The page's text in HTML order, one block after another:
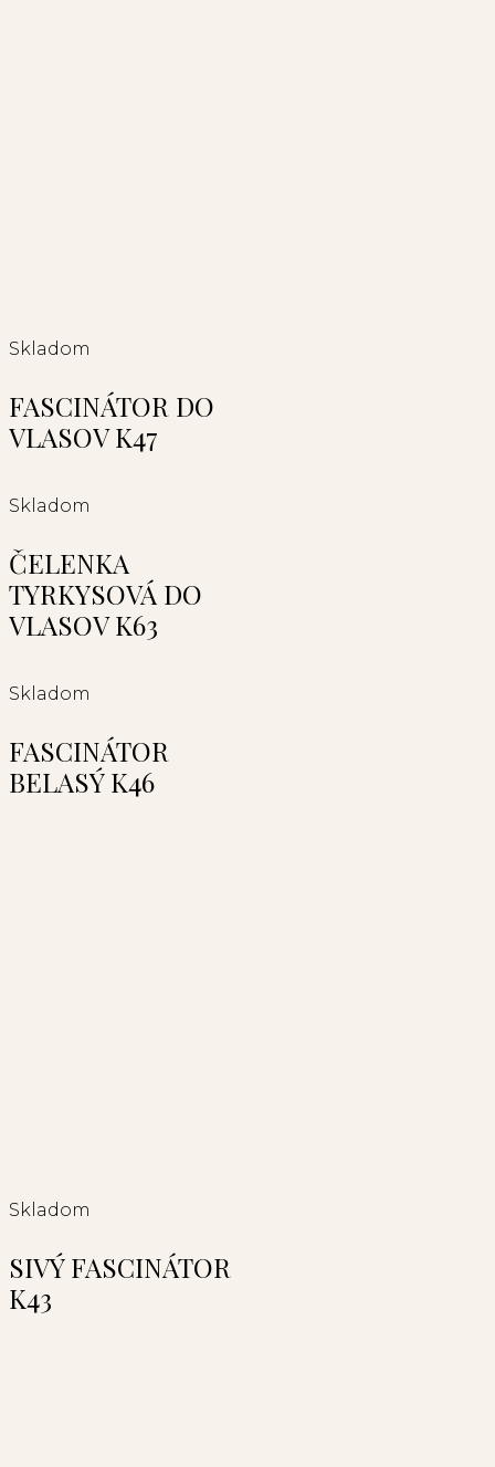
Skladom
FASCINÁTOR DO
VLASOV K47
Skladom
ČELENKA
TYRKYSOVÁ DO
VLASOV K63
Skladom
FASCINÁTOR
BELASÝ K46
Skladom
SIVÝ FASCINÁTOR
K43